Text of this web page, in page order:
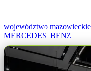
województwo mazowieckie
MERCEDES_BENZ